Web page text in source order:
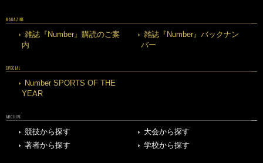
MAGAZINE
雑誌『Number』購読のご案
内
雑誌『Number』バックナン
バー
SPECIAL
Number SPORTS OF THE
YEAR
ARCHIVE
競技から探す
大会から探す
著者から探す
学校から探す